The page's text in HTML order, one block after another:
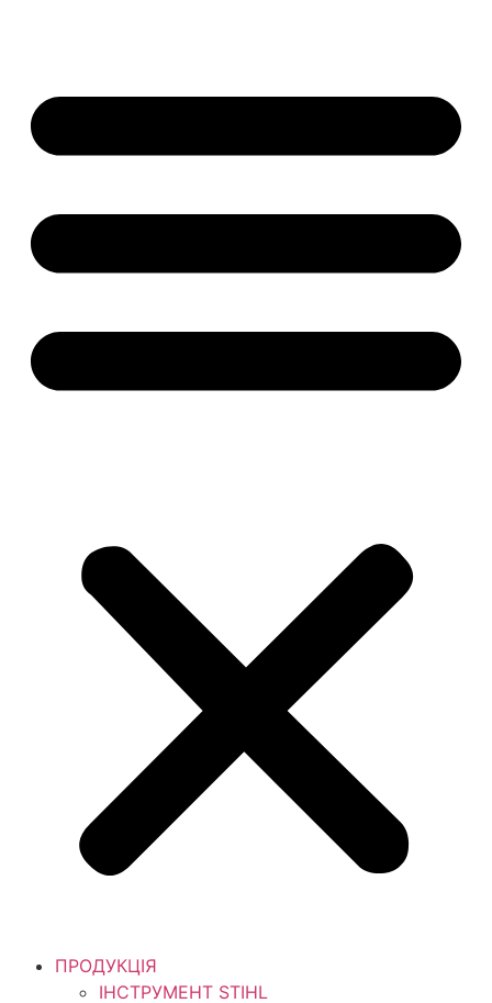
ПРОДУКЦІЯ
ІНСТРУМЕНТ STIHL